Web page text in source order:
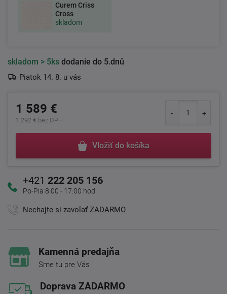
Curem Criss
Cross
skladom
skladom > 5ks dodanie do 5.dnů
Piatok 14. 8. u vás
1 589 €
1 292 € bez DPH
Vložiť do košíka
+421 222 205 156
Po-Pia 8:00 - 17:00 hod.
Nechajte si zavolať ZADARMO
Kamenná predajňa
Sme tu pre Vás
Doprava ZADARMO